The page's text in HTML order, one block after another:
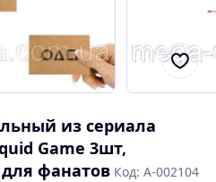
из сериала
Game 3шт,
фанатов Код: А-002104